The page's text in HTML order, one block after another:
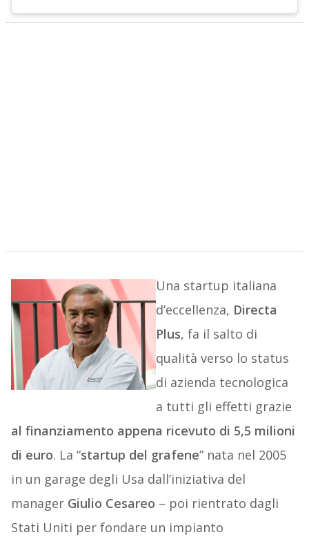
Una startup italiana
d’eccellenza, Directa
Plus, fa il salto di
qualità verso lo status
di azienda tecnologica
a tutti gli effetti grazie
al finanziamento appena ricevuto di 5,5 milioni
di euro. La “startup del grafene” nata nel 2005
in un garage degli Usa dall’iniziativa del
manager Giulio Cesareo – poi rientrato dagli
Stati Uniti per fondare un impianto